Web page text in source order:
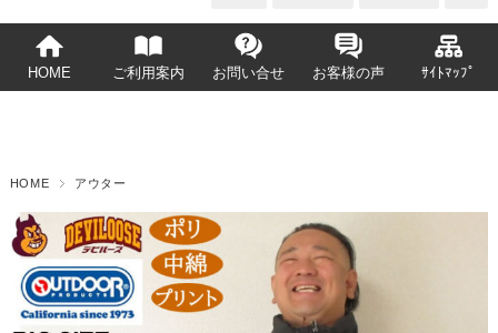
HOME ご利用案内 お問い合せ お客様の声 ｻｲﾄﾏｯﾌﾟ
HOME アウター